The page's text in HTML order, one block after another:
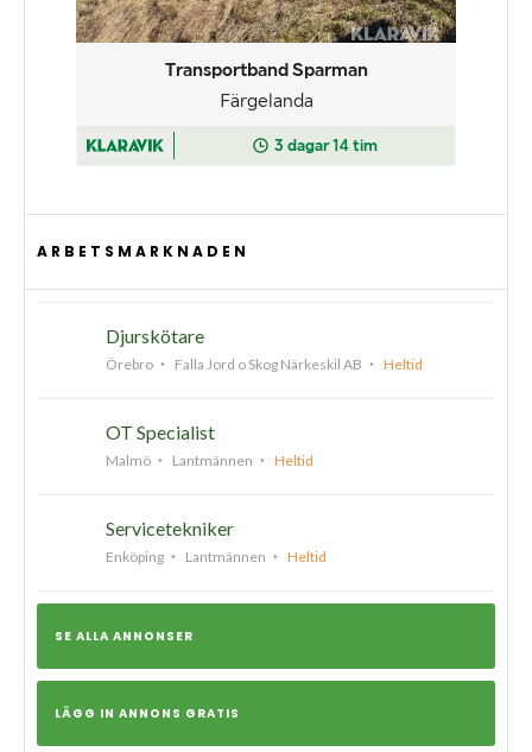
ARBETSMARKNADEN
Djurskötare
Örebro Falla Jord o Skog Närkeskil AB Heltid
OT Specialist
Malmö Lantmännen Heltid
Servicetekniker
Enköping Lantmännen Heltid
SE ALLA ANNONSER
LÄGG IN ANNONS GRATIS